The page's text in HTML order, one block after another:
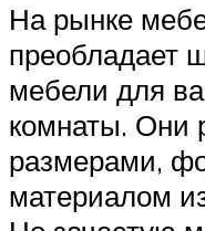
На рынке
преобладает
мебели для
комнаты. Они
размерами,
материалом